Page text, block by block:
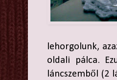
lehorgolunk,
oldali pálca.
láncszemből (2